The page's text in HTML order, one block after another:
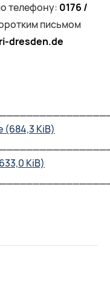
телефону: 0176 /
письмом
-dresden.de
(684,3 KiB)
KiB)